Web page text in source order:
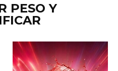
PESO Y